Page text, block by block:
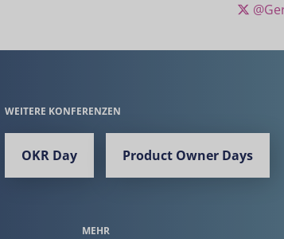
WEITERE KONFERENZEN
OKR Day Product Owner Days
MEHR